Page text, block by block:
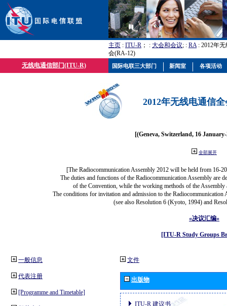
主页 : ITU-R ； : 大会和会议; : RA: 2012年
会(RA-12)
无线电通信部门(ITU-R)
2012年无线电通信
[(Geneva, Switzerland, 16
全部展开
[The Radiocommunication Assembly 2012 will be held from 16-
The duties and functions of the Radiocommunication Assembly are
of the Convention, while the working methods of the
The conditions for invitation and admission to the
(see also Resolution 6 (Kyoto, 1994) and
«决议汇编»
[ITU-R Study Groups
一般信息
代表注册
[Programme and Timetable]
文件
出版物
ITU-R 建议书
国际电联三大部门 新闻室 各项活动